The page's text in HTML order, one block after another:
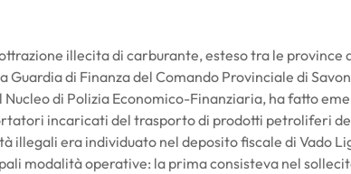
illecita di carburante, esteso tra le province
di Finanza del Comando Provinciale di
di Polizia Economico-Finanziaria, ha fatto
incaricati del trasporto di prodotti petroliferi
illegali era individuato nel deposito fiscale di Vado
modalità operative: la prima consisteva nel